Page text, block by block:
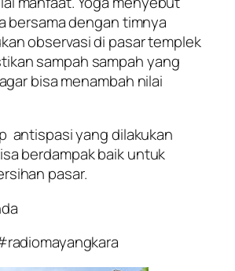
bersama dengan timnya
observasi di pasar templek
sampah sampah yang
bisa menambah nilai
antispasi yang dilakukan
berdampak baik untuk
pasar.